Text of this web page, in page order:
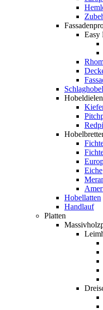
Easy
Hobeldielen
Eiche
Hobellatten
Handlauf
Platten